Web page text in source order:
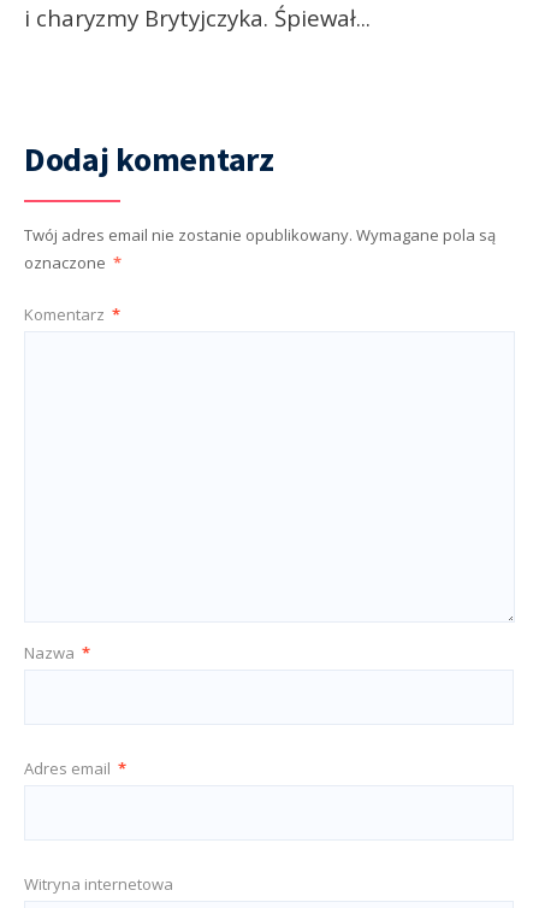
i charyzmy Brytyjczyka. Śpiewał...
Dodaj komentarz
Twój adres email nie zostanie opublikowany. Wymagane pola są
oznaczone *
Komentarz *
Nazwa *
Adres email *
Witryna internetowa